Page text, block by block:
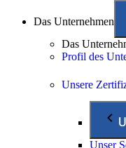
Das Unternehmen
Das
Profil des
Unsere
Unser